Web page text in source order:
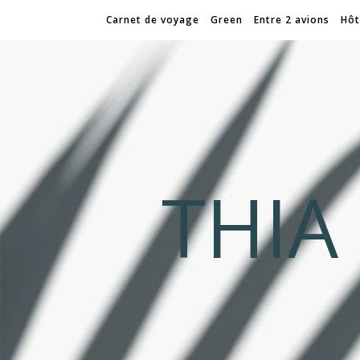
Carnet de voyage Green Entre 2 avions